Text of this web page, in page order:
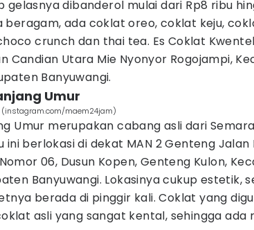
gelasnya dibanderol mulai dari Rp8 ribu
beragam, ada coklat oreo, coklat keju,
crunch dan thai tea. Es Coklat
Candian Utara Mie Nyonyor Rogojampi,
Banyuwangi.
Umur
(instagram.com/maem24jam)
Umur merupakan cabang asli dari
berlokasi di dekat MAN 2 Genteng Jalan
06, Dusun Kopen, Genteng Kulon,
Banyuwangi. Lokasinya cukup estetik,
berada di pinggir kali. Coklat yang
asli yang sangat kental, sehingga ada